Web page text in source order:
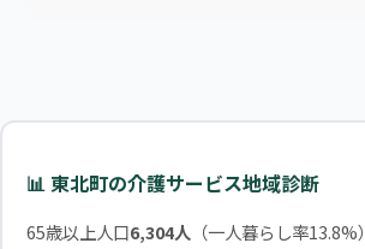
📊 東北町の介護サービス地域診断
65歳以上人口6,304人（一人暮らし率13.8%